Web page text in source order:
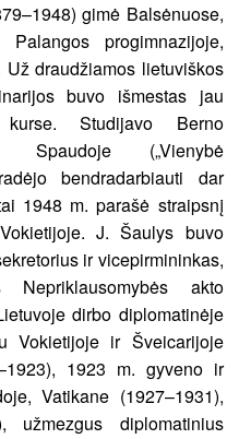
gimė Balsėnuose,
progimnazijoje,
draudžiamos lietuviškos
buvo išmestas jau
kurse. Studijavo Berno
Spaudoje („Vienybė
bendradarbiauti dar
1948 m. parašė straipsnį
J. Šaulys buvo
ir vicepirmininkas,
akto
dirbo diplomatinėje
Vokietijoje ir Šveicarijoje
1923 m. gyveno ir
Vatikane (1927–1931),
užmezgus diplomatinius